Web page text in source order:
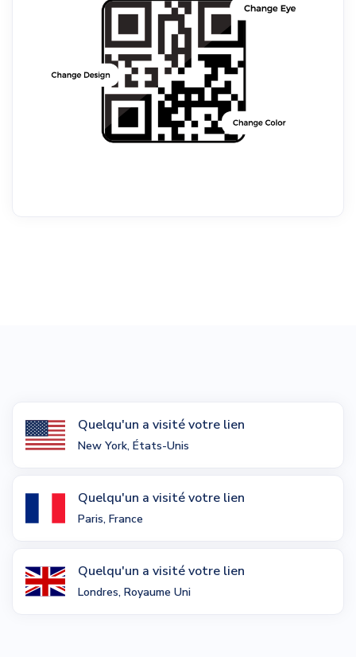
Quelqu'un a visité votre lien
New York, États-Unis
Quelqu'un a visité votre lien
Paris, France
Quelqu'un a visité votre lien
Londres, Royaume Uni